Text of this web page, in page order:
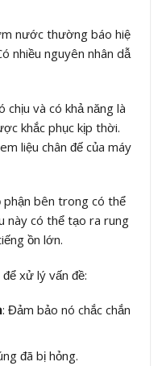
nước thường báo hiệ
nhiều nguyên nhân dẫ
chịu và có khả năng là
khắc phục kịp thời.
liệu chân đế của máy
phận bên trong có thể
này có thể tạo ra rung
ồn lớn.
xử lý vấn đề:
: Đảm bảo nó chắc chắn
đã bị hỏng.